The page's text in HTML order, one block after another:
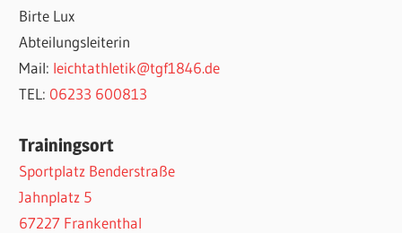
Birte Lux
Abteilungsleiterin
Mail: leichtathletik@tgf1846.de
TEL: 06233 600813
Trainingsort
Sportplatz Benderstraße
Jahnplatz 5
67227 Frankenthal